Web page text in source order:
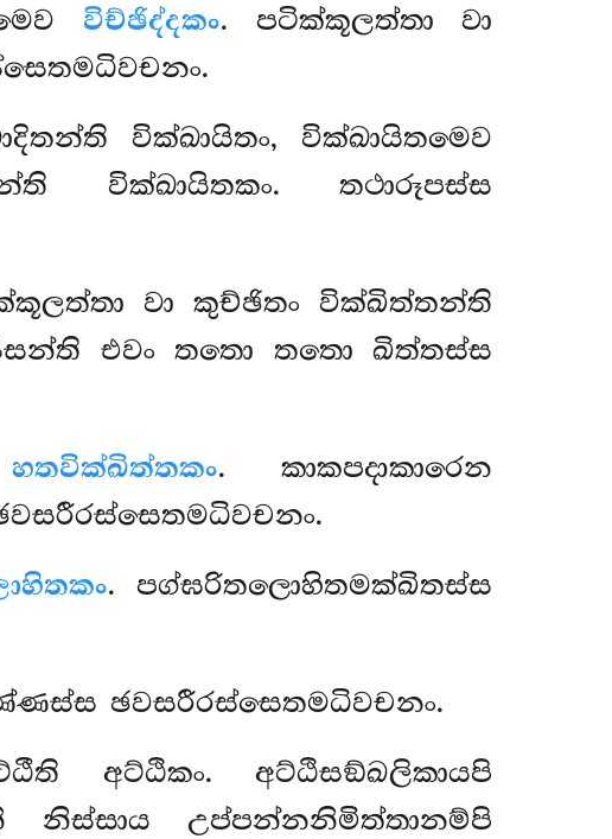
විච්ඡිද්දකං. පටික්කූලත්තා වා
වික්ඛායිතං, වික්ඛායිතමෙව
වික්ඛායිතකං. තථාරූපස්ස
වා කුච්ඡිතං වික්ඛිත්තන්ති
එවං තතො තතො ඛිත්තස්ස
හතවික්ඛිත්තකං. කාකපදාකාරෙන
. පග්ඝරිතලොහිතමක්ඛිතස්ස
ඡවසරීරස්සෙතමධිවචනං.
අට්ඨිකං. අට්ඨිසඞ්ඛලිකායපි
නිස්සාය උප්පන්නනිමිත්තානම්පි